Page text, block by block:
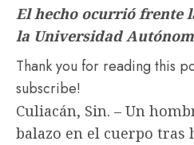
El hecho ocurrió frente
la Universidad
Thank you for reading this
subscribe!
Culiacán, Sin. – Un
balazo en el cuerpo tras